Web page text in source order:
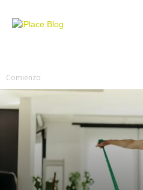
Comienzo